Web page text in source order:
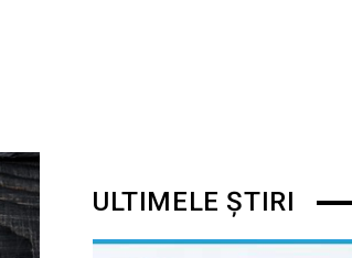
ULTIMELE ȘTIRI